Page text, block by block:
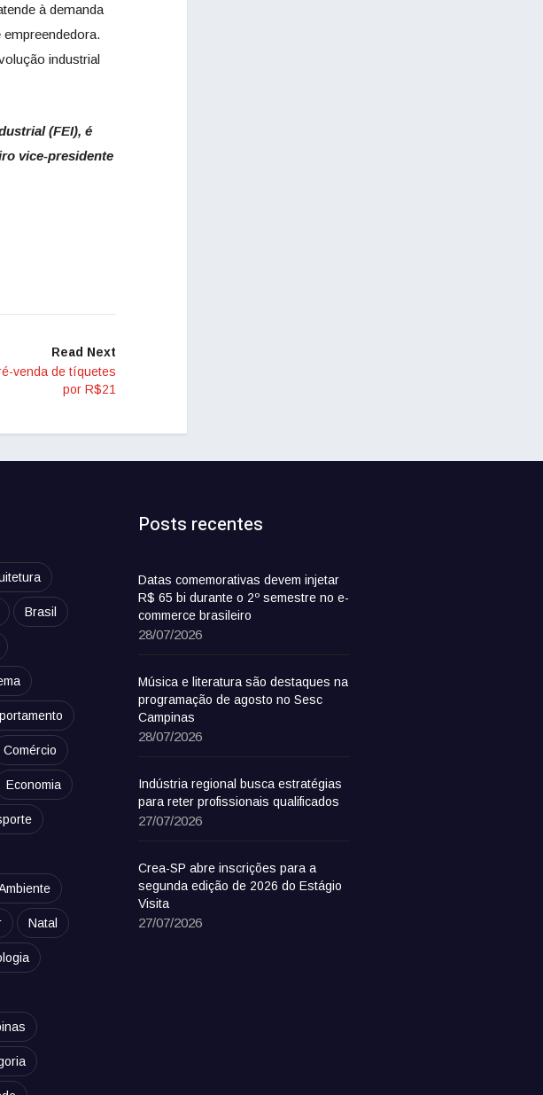
à demanda
industrial
(FEI), é
vice-presidente
Read Next
venda de tíquetes
por R$21
Brasil
Comércio
Economia
Natal
Posts recentes
Datas comemorativas devem injetar
R$ 65 bi durante o 2º semestre no e-
commerce brasileiro
28/07/2026
Música e literatura são destaques na
programação de agosto no Sesc
Campinas
28/07/2026
Indústria regional busca estratégias
para reter profissionais qualificados
27/07/2026
Crea-SP abre inscrições para a
segunda edição de 2026 do Estágio
Visita
27/07/2026